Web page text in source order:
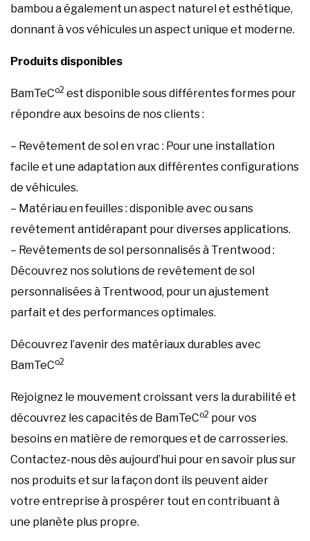
bambou a également un aspect naturel et esthétique,
donnant à vos véhicules un aspect unique et moderne.
Produits disponibles
BamTeCo2 est disponible sous différentes formes pour
répondre aux besoins de nos clients :
– Revêtement de sol en vrac : Pour une installation
facile et une adaptation aux différentes configurations
de véhicules.
– Matériau en feuilles : disponible avec ou sans
revêtement antidérapant pour diverses applications.
– Revêtements de sol personnalisés à Trentwood :
Découvrez nos solutions de revêtement de sol
personnalisées à Trentwood, pour un ajustement
parfait et des performances optimales.
Découvrez l’avenir des matériaux durables avec
BamTeCo2
Rejoignez le mouvement croissant vers la durabilité et
découvrez les capacités de BamTeCo2 pour vos
besoins en matière de remorques et de carrosseries.
Contactez-nous dès aujourd’hui pour en savoir plus sur
nos produits et sur la façon dont ils peuvent aider
votre entreprise à prospérer tout en contribuant à
une planète plus propre.